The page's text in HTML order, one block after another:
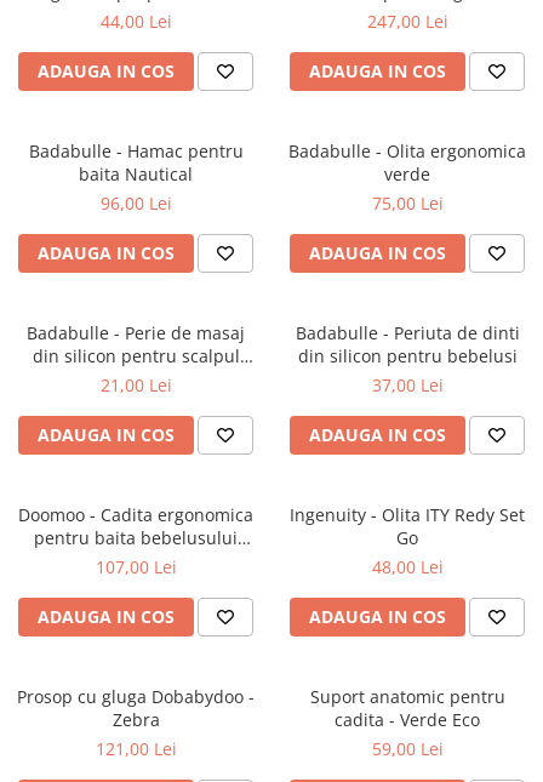
Pantaloni
Rochii
Incaltaminte
Sandale
Penare
Rechizite diverse
Aspiratoare nazale
Perne anticolici
Termometre
Umidificatoare
Siguranta
Alarme de incendiu si fum
Porti si tarcuri de siguranta
Protectii copii pentru carucior
Protectii copii pentru casa
Protectii copii pentru masina
Sisteme de monitorizare
Mixer blender robot
Sterilizatoare biberoane
Accesorii carnaval
Costume carnaval
Jocuri de imaginatie
Jocuri de memorie
Jocuri de strategie
Jocuri magnetice
Jocuri matematice
Jucarii
Corturi
Jucarii de plus
Jucarii interactive
Jucarii muzicale
Jucarii pentru caini
Jucarii tematice
Masinute trenulete avioane
Babynest
Pilote si plapumiore
Pleduri si paturici
Protectie pat
Saci de dormit
Sisteme de purtare
in forma de balena
44,00 Lei
ADAUGA IN COS
247,00 Lei
ADAUGA IN COS
Badabulle - Hamac pentru
baita Nautical
96,00 Lei
ADAUGA IN COS
Badabulle - Olita ergonomica
verde
75,00 Lei
ADAUGA IN COS
Badabulle - Perie de masaj
din silicon pentru scalpul
bebelusului
21,00 Lei
ADAUGA IN COS
Badabulle - Periuta de dinti
din silicon pentru bebelusi
37,00 Lei
ADAUGA IN COS
Doomoo - Cadita ergonomica
pentru baita bebelusului
Shantala Mint
107,00 Lei
ADAUGA IN COS
Ingenuity - Olita ITY Redy Set
Go
48,00 Lei
ADAUGA IN COS
Prosop cu gluga Dobabydoo -
Zebra
121,00 Lei
Suport anatomic pentru
cadita - Verde Eco
59,00 Lei